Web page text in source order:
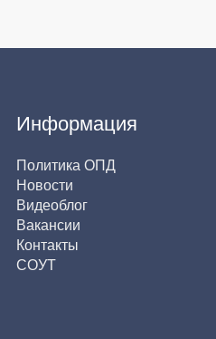
Информация
Политика ОПД
Новости
Видеоблог
Вакансии
Контакты
СОУТ